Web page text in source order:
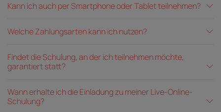
Kann ich auch per Smartphone oder Tablet teilnehmen?
Welche Zahlungsarten kann ich nutzen?
Findet die Schulung, an der ich teilnehmen möchte,
garantiert statt?
Wann erhalte ich die Einladung zu meiner Live-Online-
Schulung?